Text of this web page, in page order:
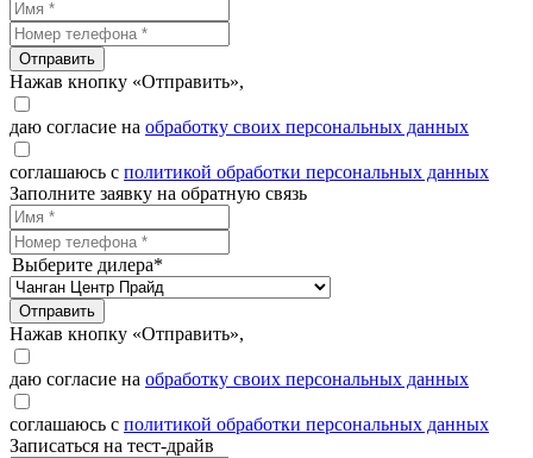
Отправить
Нажав кнопку «Отправить»,
даю согласие на обработку своих персональных данных
соглашаюсь с политикой обработки персональных данных
Заполните заявку на обратную связь
Выберите дилера*
Отправить
Нажав кнопку «Отправить»,
даю согласие на обработку своих персональных данных
соглашаюсь с политикой обработки персональных данных
Записаться на тест-драйв